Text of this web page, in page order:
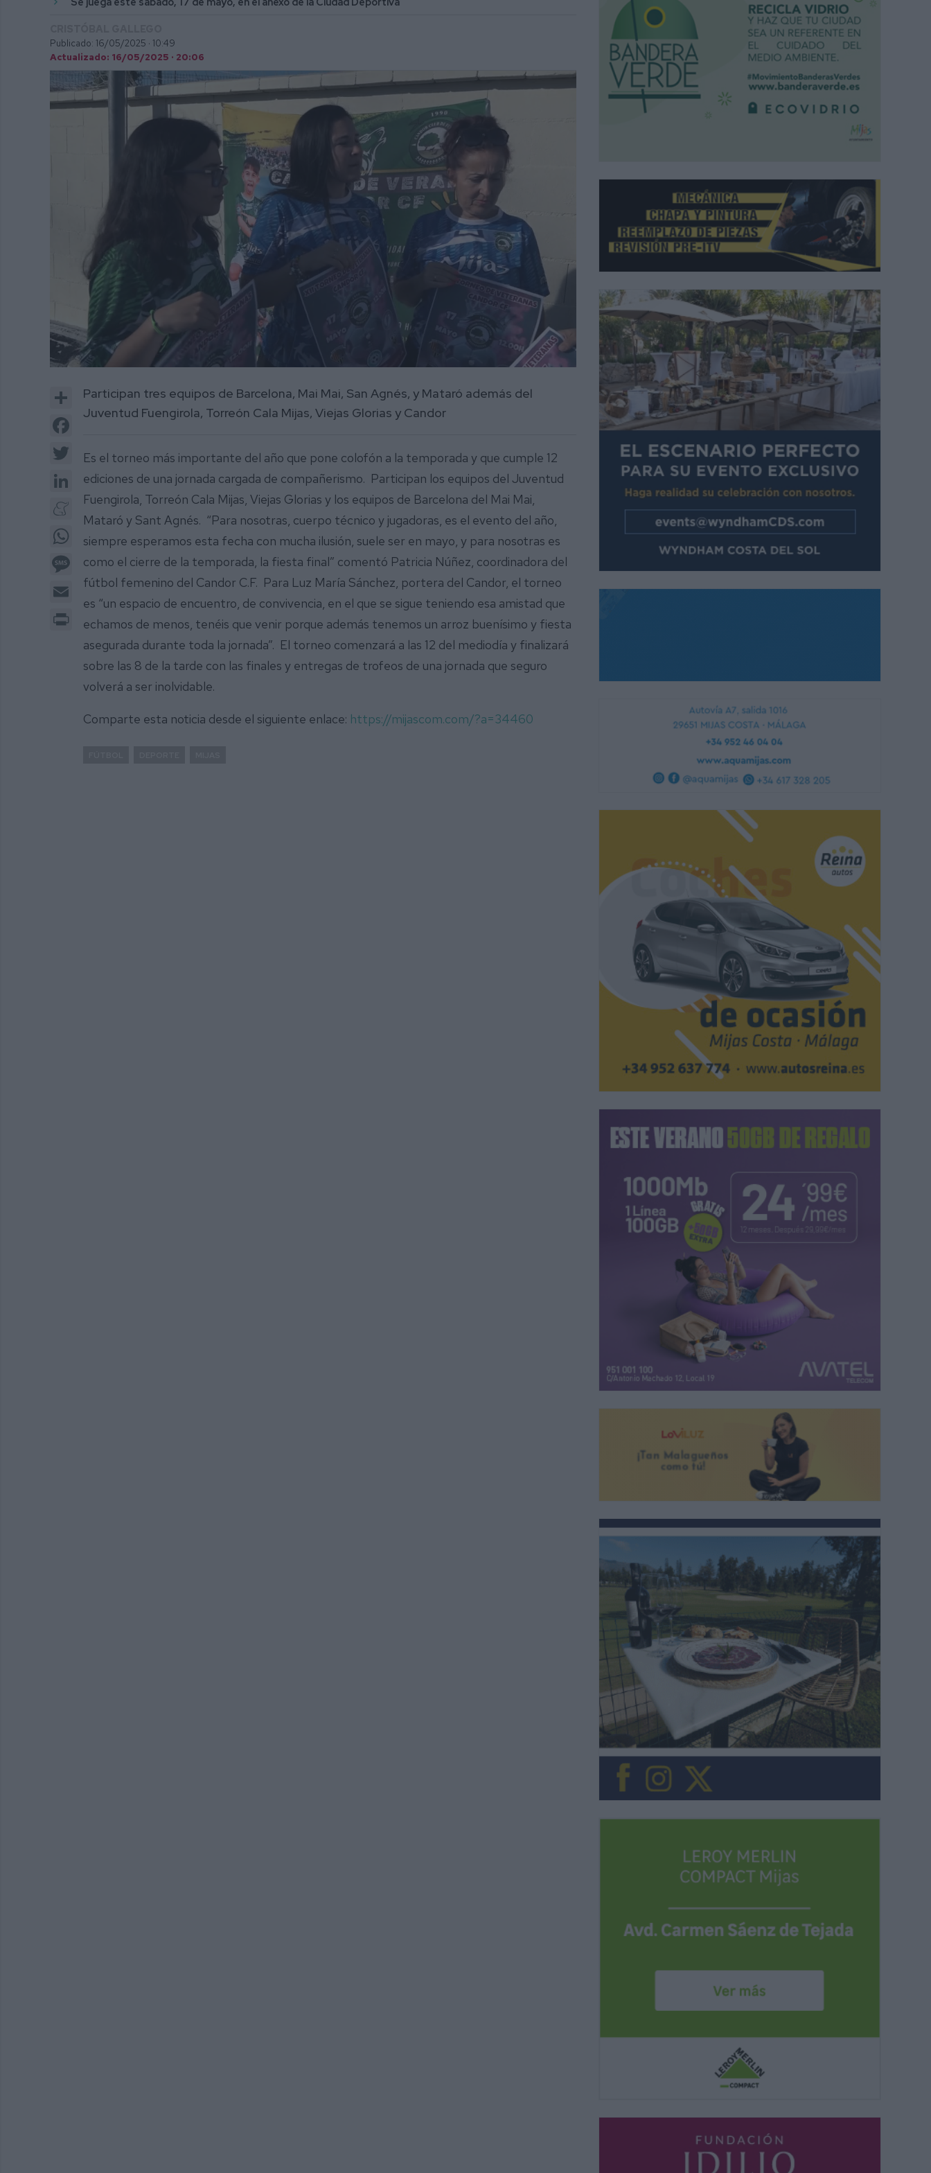
Publicado: 16/05/2025 · 10:49
Actualizado: 16/05/2025 · 20:06
2
minutes,
seconds
Share
Facebook
LinkedIn
Meneame
Message
Email
Participan tres equipos de Barcelona, Mai Mai, San Agnés, y Mataró además del
Juventud Fuengirola, Torreón Cala Mijas, Viejas Glorias y Candor
Es el torneo más importante del año que pone colofón a la temporada y que cumple 12
ediciones de una jornada cargada de compañerismo. Participan los equipos del Juventud
Fuengirola, Torreón Cala Mijas, Viejas Glorias y los equipos de Barcelona del Mai Mai,
Mataró y Sant Agnés. “Para nosotras, cuerpo técnico y jugadoras, es el evento del año,
siempre esperamos esta fecha con mucha ilusión, suele ser en mayo, y para nosotras es
como el cierre de la temporada, la fiesta final” comentó Patricia Núñez, coordinadora del
fútbol femenino del Candor C.F. Para Luz María Sánchez, portera del Candor, el torneo
es “un espacio de encuentro, de convivencia, en el que se sigue teniendo esa amistad que
echamos de menos, tenéis que venir porque además tenemos un arroz buenísimo y fiesta
asegurada durante toda la jornada”. El torneo comenzará a las 12 del mediodía y finalizará
sobre las 8 de la tarde con las finales y entregas de trofeos de una jornada que seguro
volverá a ser inolvidable.
Comparte esta noticia desde el siguiente enlace: https://mijascom.com/?a=34460